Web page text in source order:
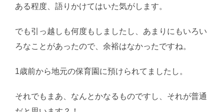
ある程度、語りかけてはいた気がします。
でも引っ越しも何度もしましたし、あまりにもいろい
ろなことがあったので、余裕はなかったですね。
1歳前から地元の保育園に預けられてましたし。
それでもまあ、なんとかなるものですし、それが普通